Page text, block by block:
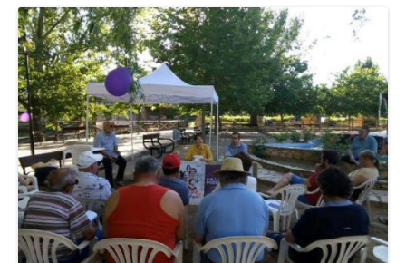
Contacto
Financiación
Participa con Podemos en Albacete